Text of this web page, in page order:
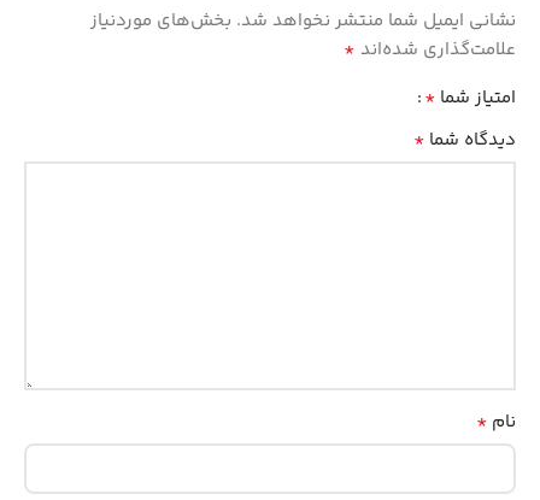
نشانی ایمیل شما منتشر نخواهد شد. بخش‌های موردنیاز
علامت‌گذاری شده‌اند *
امتیاز شما *
دیدگاه شما *
نام *